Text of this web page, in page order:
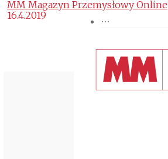
MM Magazyn Przemysłowy Online
16.4.2019